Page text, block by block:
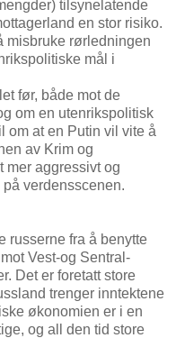
tilsynelatende
en stor risiko.
misbruke rørledningen
mål i
før, både mot de
om en utenrikspolitisk
om at en Putin vil vite å
av Krim og
mer aggressivt og
verdensscenen.
russerne fra å benytte
Vest-og Sentral-
Det er foretatt store
trenger inntektene
økonomien er i en
og all den tid store